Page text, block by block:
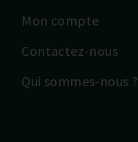
Mon compte
Contactez-nous
Qui sommes-nous ?